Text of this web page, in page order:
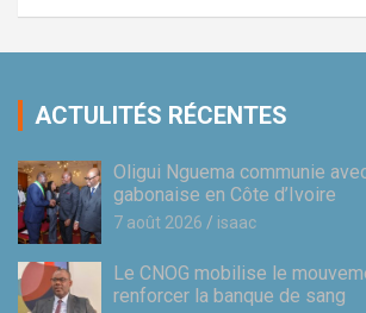
ACTULITÉS RÉCENTES
Oligui Nguema communie
gabonaise en Côte d’Ivoire
7 août 2026 isaac
Le CNOG mobilise le
renforcer la banque de sang